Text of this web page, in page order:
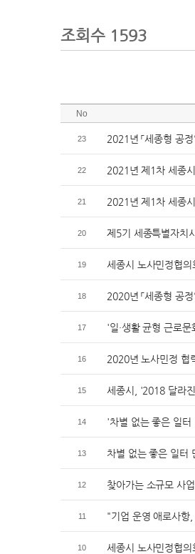
조회수 1593
No
23 2021년 「세종형 공
22 2021년 제1차 세종
21 2021년 제1차 세종
20 제5기 세종특별자치
19 세종시 노사민정협
18 2020년 「세종형 공
17 '일·생활 균형 근로
16 2020년 노사민정 협
15 세종시, '2018 달라
14 '차별 없는 좋은 일
13 차별 없는 좋은 일터
12 찾아가는 소규모 사
11 "기업 운영 애로사항
10 세종시 노사민정협